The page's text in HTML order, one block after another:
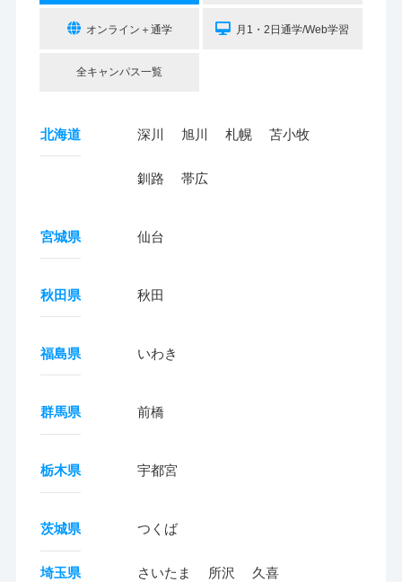
オンライン＋通学 月1・2日通学/Web学習
全キャンパス一覧
北海道 深川 旭川 札幌 苫小牧
釧路 帯広
宮城県 仙台
秋田県 秋田
福島県 いわき
群馬県 前橋
栃木県 宇都宮
茨城県 つくば
埼玉県 さいたま 所沢 久喜